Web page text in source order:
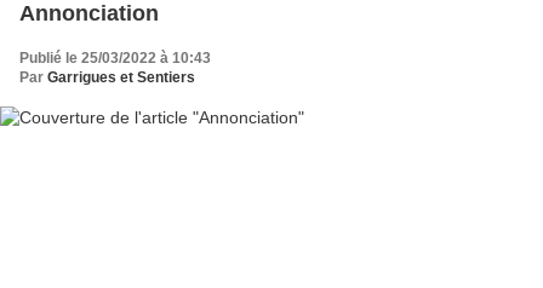
Annonciation
Publié le 25/03/2022 à 10:43
Par Garrigues et Sentiers